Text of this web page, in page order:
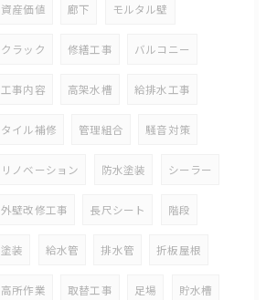
資産価値 廊下 モルタル壁
クラック 修繕工事 バルコニー
工事内容 高架水槽 給排水工事
タイル補修 管理組合 騒音対策
リノベーション 防水塗装 シーラー
外壁改修工事 長尺シート 階段
塗装 給水管 排水管 折板屋根
高所作業 取替工事 足場 貯水槽